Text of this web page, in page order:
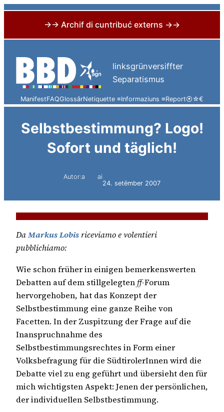
→→ Archif di cuntribuć externs →→
content
linksgrünversiffter
Separatismus
ManifestFAQGlossârNetiquette ≡Informaziuns ≡Report⦿☆€
Selbstbestimmung? Logo!
Sofort und täglich!
Autor:a
ai
24. setëmber 2007
DaMarkus Lobis riceviamo e volentieri
pubblichiamo:
Wie schon früher in einigen bemerkenswerten
Debatten auf dem stillgelegtenff-Forum
hervorgehoben, hat das Konzept der
Selbstbestimmung eine ganze Reihe von
Facetten. In der Zuspitzung der Frage auf die
Inanspruchnahme des
Selbstbestimmungsrechtes in Form einer
Volksbefragung für die SüdtirolerInnen wird die
Debatte viel zu eng geführt und übersieht den für
mich wichtigsten Aspekt: Jenen der persönlichen,
der individuellen Selbstbestimmung.